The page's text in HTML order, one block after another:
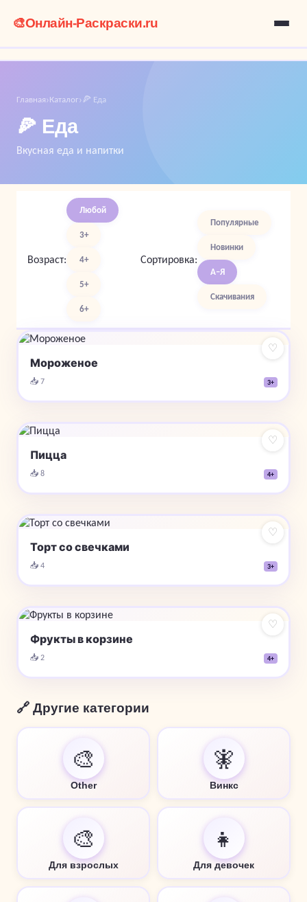
🎨Онлайн-Раскраски.ru
Главная›Каталог›🍕 Еда
🍕 Еда
Вкусная еда и напитки
Возраст:
Любой
3+
4+
5+
6+
Сортировка:
Популярные
Новинки
А–Я
Скачивания
♡
Мороженое
📥 7 3+
♡
Пицца
📥 8 4+
♡
Торт со свечками
📥 4 3+
♡
Фрукты в корзине
📥 2 4+
🔗 Другие категории
🎨
Other
🧚
Винкс
🎨
Для взрослых
👧
Для девочек